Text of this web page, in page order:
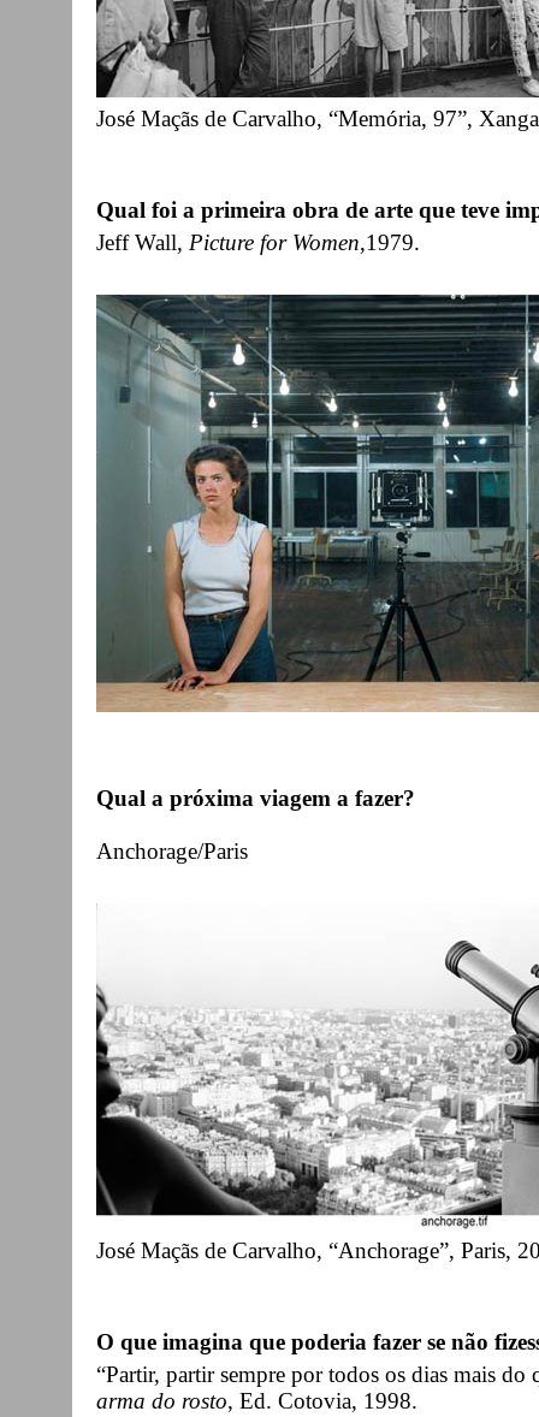
José Maçãs de Carvalho, “Memória, 97”,
Qual foi a primeira obra de arte que teve
Jeff Wall, Picture for Women,1979.
Qual a próxima viagem a fazer?
Anchorage/Paris
José Maçãs de Carvalho, “Anchorage”, Paris,
O que imagina que poderia fazer se não
“Partir, partir sempre por todos os dias mais
arma do rosto, Ed. Cotovia, 1998.